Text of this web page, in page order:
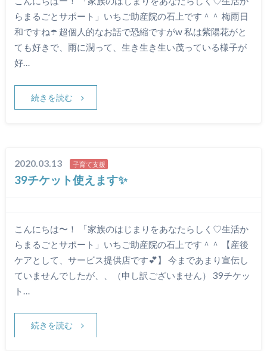
らまるごとサポート」いちご助産院の石上です＾＾ 梅雨日
和ですね☂️ 超個人的なお話で恐縮ですがw 私は紫陽花がと
ても好きで、雨に潤って、生き生き生い茂っている様子が
好…
続きを読む
2020.03.13 子育て支援
39チケット使えます✨
こんにちは〜！ 「家族のはじまりをあなたらしく♡生活か
らまるごとサポート」いちご助産院の石上です＾＾ 【産後
ケアとして、サービス提供店です💕】 今まであまり宣伝し
ていませんでしたが、、（申し訳ございません） 39チケッ
ト…
続きを読む